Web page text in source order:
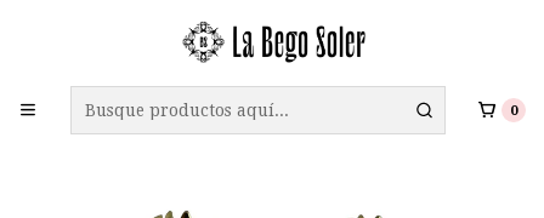
0
ENVÍO GRATIS A TODO CHILE EN COMPRAS SOBRE $69.990